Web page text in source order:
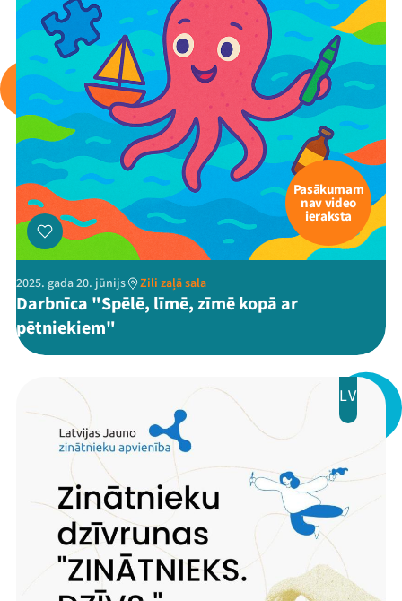
Mana programma
Festivāls
Programma
Arhīvs
Viņi bija LAMPĀ 2026
Jaunumi
Kontakti
Pasākumam
nav video
ieraksta
2025. gada 20. jūnijs Zili zaļā sala
Darbnīca "Spēlē, līmē, zīmē kopā ar
pētniekiem"
LV